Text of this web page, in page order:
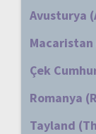
Avusturya
Çek
Romanya
Tayland